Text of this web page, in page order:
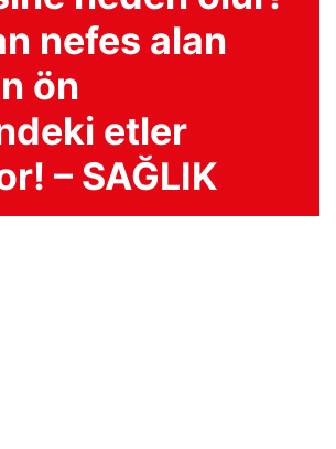
nefes alan
ön
etler
– SAĞLIK